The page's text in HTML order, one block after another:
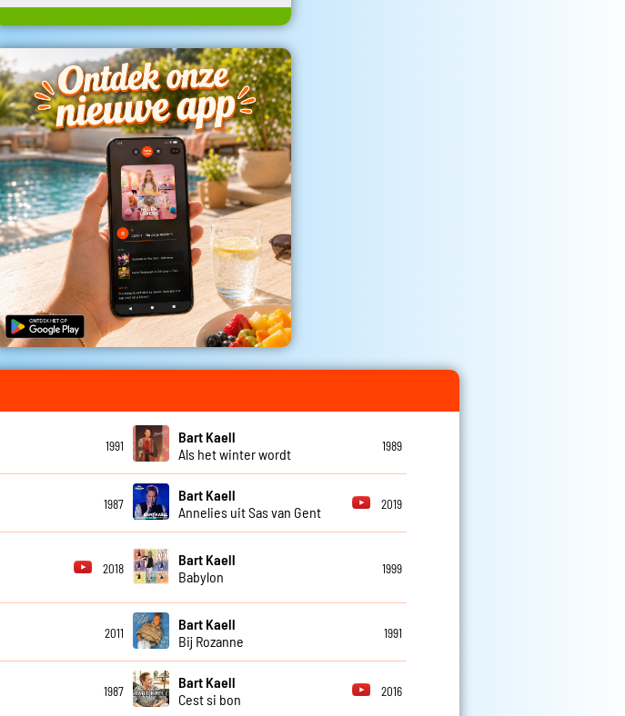
1991
Bart Kaell
Als het winter wordt
1989
1987
Bart Kaell
Annelies uit Sas van Gent
2019
2018
Bart Kaell
Babylon
1999
2011
Bart Kaell
Bij Rozanne
1991
1987
Bart Kaell
Cest si bon
2016